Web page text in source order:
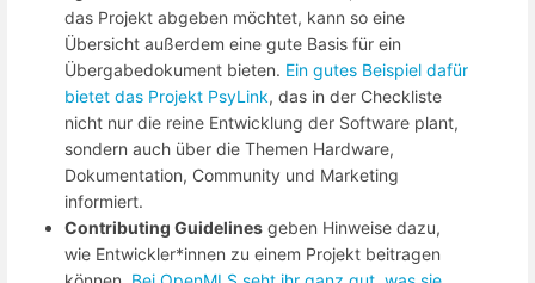
das Projekt abgeben möchtet, kann so eine
Übersicht außerdem eine gute Basis für ein
Übergabedokument bieten. Ein gutes Beispiel dafür
bietet das Projekt PsyLink, das in der Checkliste
nicht nur die reine Entwicklung der Software plant,
sondern auch über die Themen Hardware,
Dokumentation, Community und Marketing
informiert.
Contributing Guidelines geben Hinweise dazu,
wie Entwickler*innen zu einem Projekt beitragen